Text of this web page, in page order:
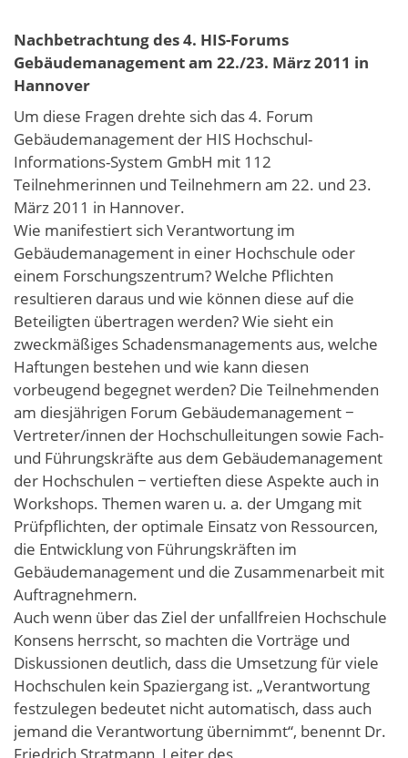
Nachbetrachtung des 4. HIS-Forums
Gebäudemanagement am 22./23. März 2011 in
Hannover
Um diese Fragen drehte sich das 4. Forum
Gebäudemanagement der HIS Hochschul-
Informations-System GmbH mit 112
Teilnehmerinnen und Teilnehmern am 22. und 23.
März 2011 in Hannover.
Wie manifestiert sich Verantwortung im
Gebäudemanagement in einer Hochschule oder
einem Forschungszentrum? Welche Pflichten
resultieren daraus und wie können diese auf die
Beteiligten übertragen werden? Wie sieht ein
zweckmäßiges Schadensmanagements aus, welche
Haftungen bestehen und wie kann diesen
vorbeugend begegnet werden? Die Teilnehmenden
am diesjährigen Forum Gebäudemanagement −
Vertreter/innen der Hochschulleitungen sowie Fach-
und Führungskräfte aus dem Gebäudemanagement
der Hochschulen − vertieften diese Aspekte auch in
Workshops. Themen waren u. a. der Umgang mit
Prüfpflichten, der optimale Einsatz von Ressourcen,
die Entwicklung von Führungskräften im
Gebäudemanagement und die Zusammenarbeit mit
Auftragnehmern.
Auch wenn über das Ziel der unfallfreien Hochschule
Konsens herrscht, so machten die Vorträge und
Diskussionen deutlich, dass die Umsetzung für viele
Hochschulen kein Spaziergang ist. „Verantwortung
festzulegen bedeutet nicht automatisch, dass auch
jemand die Verantwortung übernimmt“, benennt Dr.
Friedrich Stratmann, Leiter des